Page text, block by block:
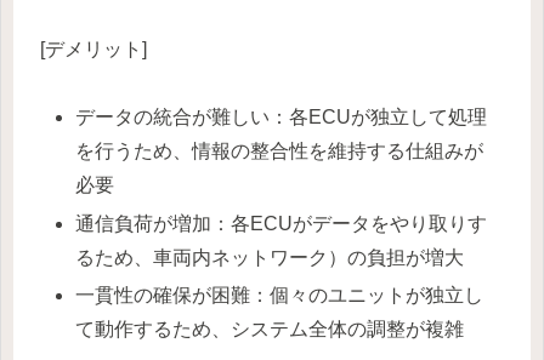
[デメリット]
データの統合が難しい：各ECUが独立して処理
を行うため、情報の整合性を維持する仕組みが
必要
通信負荷が増加：各ECUがデータをやり取りす
るため、車両内ネットワーク）の負担が増大
一貫性の確保が困難：個々のユニットが独立し
て動作するため、システム全体の調整が複雑